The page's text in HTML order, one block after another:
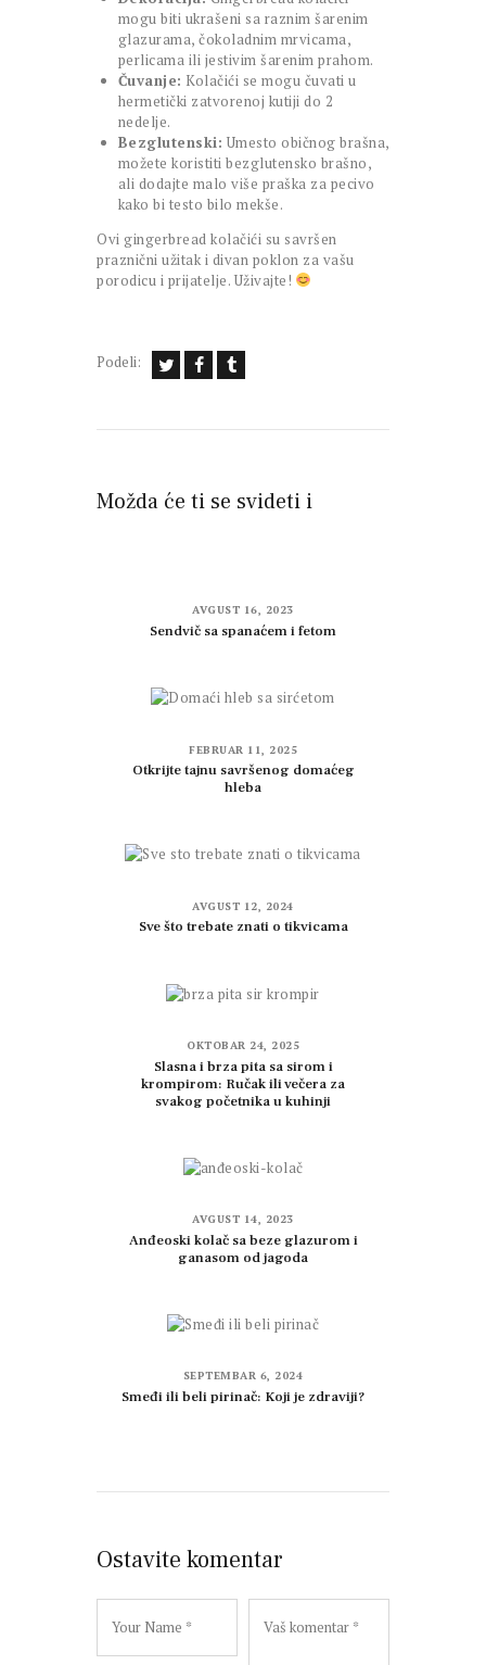
mogu biti ukrašeni sa raznim šarenim
glazurama, čokoladnim mrvicama,
perlicama ili jestivim šarenim prahom.
Čuvanje: Kolačići se mogu čuvati u
hermetički zatvorenoj kutiji do 2
nedelje.
Bezglutenski: Umesto običnog brašna,
možete koristiti bezglutensko brašno,
ali dodajte malo više praška za pecivo
kako bi testo bilo mekše.
Ovi gingerbread kolačići su savršen
praznični užitak i divan poklon za vašu
porodicu i prijatelje. Uživajte!
Podeli:
Možda će ti se svideti i
AVGUST 16, 2023
Sendvič sa spanaćem i fetom
FEBRUAR 11, 2025
Otkrijte tajnu savršenog domaćeg
hleba
AVGUST 12, 2024
Sve što trebate znati o tikvicama
OKTOBAR 24, 2025
Slasna i brza pita sa sirom i
krompirom: Ručak ili večera za
svakog početnika u kuhinji
AVGUST 14, 2023
Anđeoski kolač sa beze glazurom i
ganasom od jagoda
SEPTEMBAR 6, 2024
Smeđi ili beli pirinač: Koji je zdraviji?
Ostavite komentar